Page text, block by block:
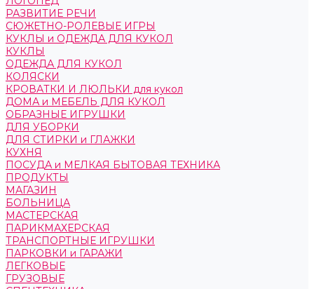
РАЗВИТИЕ РЕЧИ
СЮЖЕТНО-РОЛЕВЫЕ ИГРЫ
КУКЛЫ и ОДЕЖДА ДЛЯ КУКОЛ
КУКЛЫ
ОДЕЖДА ДЛЯ КУКОЛ
КОЛЯСКИ
КРОВАТКИ И ЛЮЛЬКИ для кукол
ДОМА и МЕБЕЛЬ ДЛЯ КУКОЛ
ОБРАЗНЫЕ ИГРУШКИ
ДЛЯ УБОРКИ
ДЛЯ СТИРКИ и ГЛАЖКИ
КУХНЯ
ПОСУДА и МЕЛКАЯ БЫТОВАЯ ТЕХНИКА
ПРОДУКТЫ
МАГАЗИН
БОЛЬНИЦА
МАСТЕРСКАЯ
ПАРИКМАХЕРСКАЯ
ТРАНСПОРТНЫЕ ИГРУШКИ
ПАРКОВКИ и ГАРАЖИ
ЛЕГКОВЫЕ
ГРУЗОВЫЕ